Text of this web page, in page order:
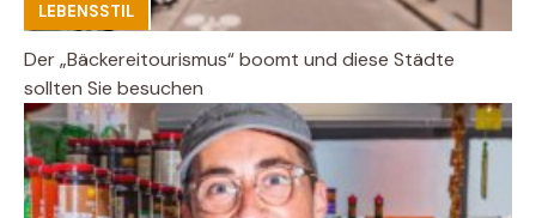
LEBENSSTIL
Der „Bäckereitourismus“ boomt und diese Städte
sollten Sie besuchen